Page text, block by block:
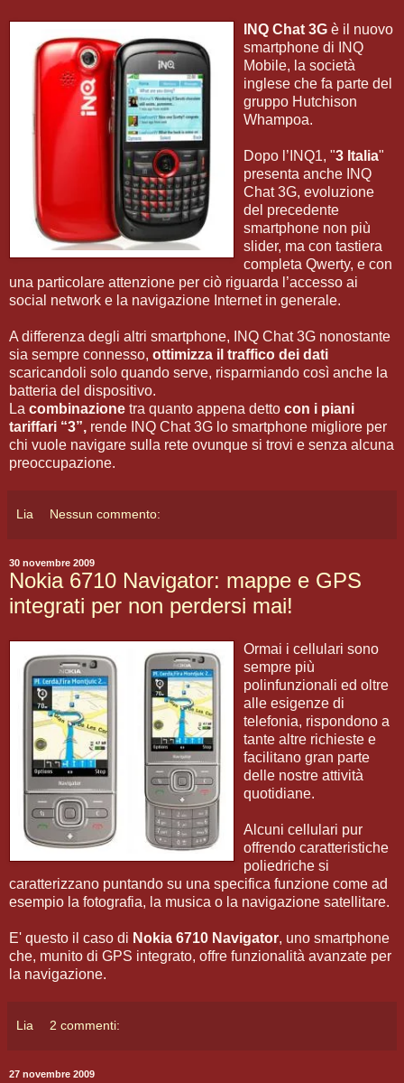
INQ Chat 3G è il nuovo
smartphone di INQ
Mobile, la società
inglese che fa parte del
gruppo Hutchison
Whampoa.
Dopo l’INQ1, "3 Italia"
presenta anche INQ
Chat 3G, evoluzione
del precedente
smartphone non più
slider, ma con tastiera
completa Qwerty, e con
una particolare attenzione per ciò riguarda l’accesso ai
social network e la navigazione Internet in generale.
A differenza degli altri smartphone, INQ Chat 3G nonostante
sia sempre connesso, ottimizza il traffico dei dati
scaricandoli solo quando serve, risparmiando così anche la
batteria del dispositivo.
La combinazione tra quanto appena detto con i piani
tariffari “3”, rende INQ Chat 3G lo smartphone migliore per
chi vuole navigare sulla rete ovunque si trovi e senza alcuna
preoccupazione.
Lia Nessun commento:
30 novembre 2009
Nokia 6710 Navigator: mappe e GPS
integrati per non perdersi mai!
Ormai i cellulari sono
sempre più
polinfunzionali ed oltre
alle esigenze di
telefonia, rispondono a
tante altre richieste e
facilitano gran parte
delle nostre attività
quotidiane.
Alcuni cellulari pur
offrendo caratteristiche
poliedriche si
caratterizzano puntando su una specifica funzione come ad
esempio la fotografia, la musica o la navigazione satellitare.
E' questo il caso di Nokia 6710 Navigator, uno smartphone
che, munito di GPS integrato, offre funzionalità avanzate per
la navigazione.
Lia 2 commenti:
27 novembre 2009